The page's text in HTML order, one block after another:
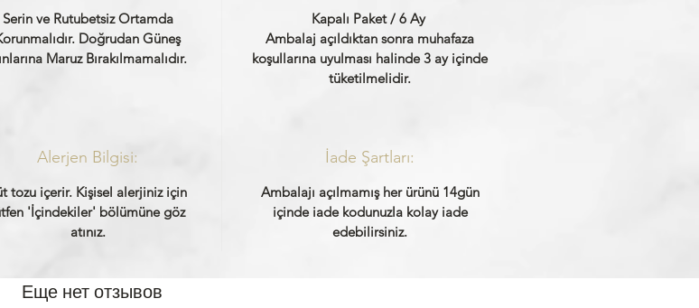
Serin ve Rutubetsiz Ortamda
Doğrudan Güneş
Maruz Bırakılmamalıdır.
Kapalı Paket / 6 Ay
Ambalaj açıldıktan sonra muhafaza
koşullarına uyulması halinde 3 ay içinde
tüketilmelidir.
Alerjen Bilgisi:
tozu içerir. Kişisel alerjiniz için
'İçindekiler' bölümüne göz
atınız.
İade Şartları:
Ambalajı açılmamış her ürünü 14gün
içinde iade kodunuzla kolay iade
edebilirsiniz.
Еще нет отзывов